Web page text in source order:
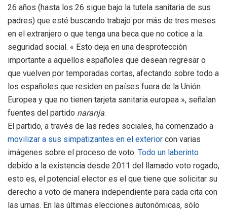
26 años (hasta los 26 sigue bajo la tutela sanitaria de sus
padres) que esté buscando trabajo por más de tres meses
en el extranjero o que tenga una beca que no cotice a la
seguridad social. « Esto deja en una desprotección
importante a aquellos españoles que desean regresar o
que vuelven por temporadas cortas, afectando sobre todo a
los españoles que residen en países fuera de la Unión
Europea y que no tienen tarjeta sanitaria europea », señalan
fuentes del partido naranja.
El partido, a través de las redes sociales, ha comenzado a
movilizar a sus simpatizantes en el exterior con varias
imágenes sobre el proceso de voto. Todo un laberinto
debido a la existencia desde 2011 del llamado voto rogado,
esto es, el potencial elector es el que tiene que solicitar su
derecho a voto de manera independiente para cada cita con
las urnas. En las últimas elecciones autonómicas, sólo